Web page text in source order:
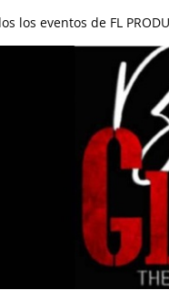
los eventos de FL